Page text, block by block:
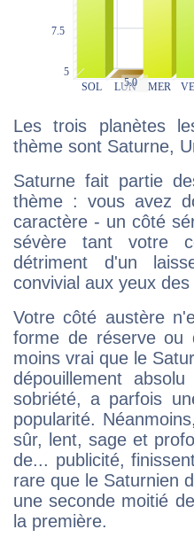
Les trois planètes
thème sont Saturne,
Saturne fait partie
thème : vous avez
caractère - un côté
sévère tant votre
détriment d'un
convivial aux yeux
Votre côté austère
forme de réserve
moins vrai que le
dépouillement
sobriété, a parfois
popularité.
sûr, lent, sage et
de... publicité,
rare que le Saturnien
une seconde moitié
la première.